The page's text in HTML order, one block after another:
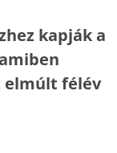
kapják a
elmúlt félév